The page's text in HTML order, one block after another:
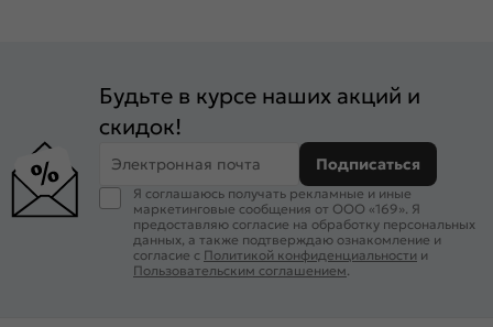
Будьте в курсе наших акций и
скидок!
Электронная почта Подписаться
Я соглашаюсь получать рекламные и иные
маркетинговые сообщения от ООО «169». Я
предоставляю согласие на обработку персональных
данных, а также подтверждаю ознакомление и
согласие с Политикой конфиденциальности и
Пользовательским соглашением